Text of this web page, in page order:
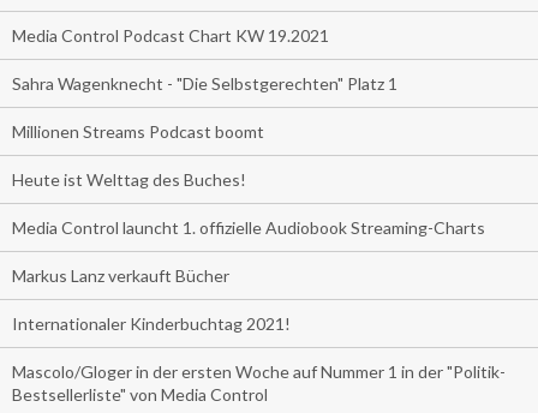
Media Control Podcast Chart KW 19.2021
Sahra Wagenknecht - "Die Selbstgerechten" Platz 1
Millionen Streams Podcast boomt
Heute ist Welttag des Buches!
Media Control launcht 1. offizielle Audiobook Streaming-Charts
Markus Lanz verkauft Bücher
Internationaler Kinderbuchtag 2021!
Mascolo/Gloger in der ersten Woche auf Nummer 1 in der "Politik-
Bestsellerliste" von Media Control